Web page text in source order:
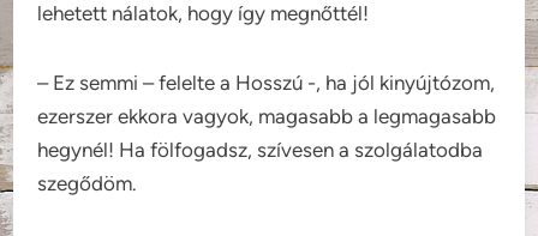
lehetett nálatok, hogy így megnőttél!
– Ez semmi – felelte a Hosszú -, ha jól kinyújtózom,
ezerszer ekkora vagyok, magasabb a legmagasabb
hegynél! Ha fölfogadsz, szívesen a szolgálatodba
szegődöm.